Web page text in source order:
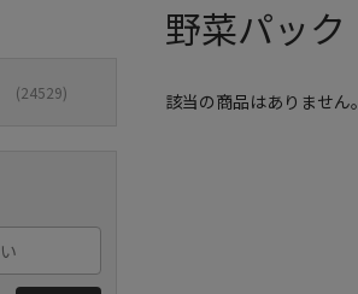
(24529)
野菜パック
該当の商品はありません。